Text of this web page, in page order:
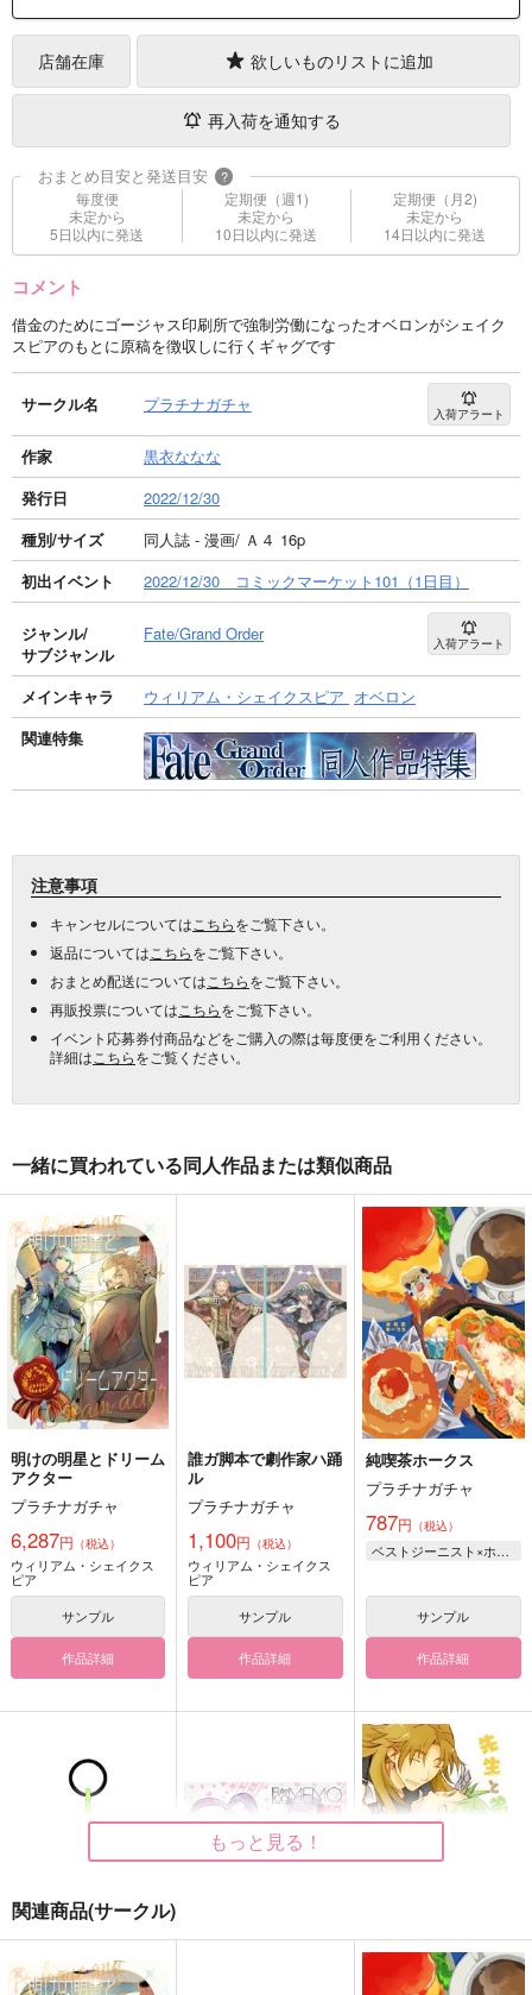
店舗在庫 欲しいものリストに追加
再入荷を通知する
おまとめ目安と発送目安 ?
毎度便
未定から
5日以内に発送
定期便（週1)
未定から
10日以内に発送
定期便（月2)
未定から
14日以内に発送
コメント
借金のためにゴージャス印刷所で強制労働になったオベロンがシェイク
スピアのもとに原稿を徴収しに行くギャグです
サークル名 プラチナガチャ 入荷アラート
作家
黒衣ななな
発行日
2022/12/30
種別/サイズ
同人誌 - 漫画/ Ａ４ 16p
初出イベント
2022/12/30 コミックマーケット101（1日目）
ジャンル/
サブジャンル
Fate/Grand Order 入荷アラート
メインキャラ ウィリアム・シェイクスピア オベロン
関連特集
注意事項
キャンセルについては こちらをご覧下さい。
返品については こちらをご覧下さい。
おまとめ配送については こちらをご覧下さい。
再販投票については こちらをご覧下さい。
イベント応募券付商品などをご購入の際は毎度便をご利用ください。
詳細は こちらをご覧ください。
一緒に買われている同人作品または類似商品
明けの明星とドリーム
アクター
プラチナガチャ
6,287円 （税込）
ウィリアム・シェイクス
ピア
サンプル
作品詳細
誰ガ脚本で劇作家ハ踊
ル
プラチナガチャ
1,100円 （税込）
ウィリアム・シェイクス
ピア
サンプル
作品詳細
純喫茶ホークス
プラチナガチャ
787円 （税込）
ベストジーニスト×ホークス
サンプル
作品詳細
FGOアンブレラマー
先生と弟子のフルコー
もっと見る！
関連商品(サークル)